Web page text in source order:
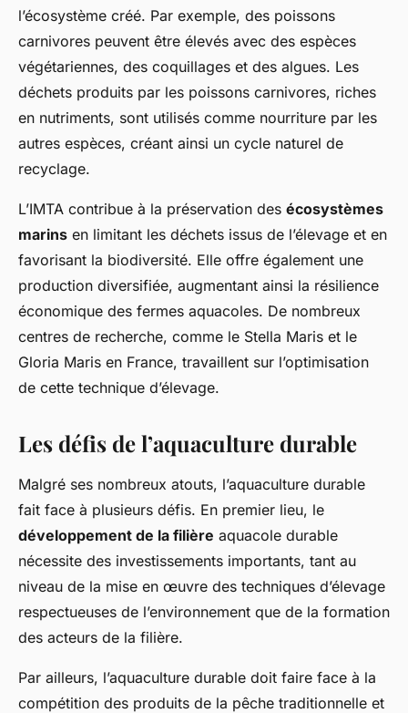
l’écosystème créé. Par exemple, des poissons
carnivores peuvent être élevés avec des espèces
végétariennes, des coquillages et des algues. Les
déchets produits par les poissons carnivores, riches
en nutriments, sont utilisés comme nourriture par les
autres espèces, créant ainsi un cycle naturel de
recyclage.
L’IMTA contribue à la préservation des écosystèmes
marins en limitant les déchets issus de l’élevage et en
favorisant la biodiversité. Elle offre également une
production diversifiée, augmentant ainsi la résilience
économique des fermes aquacoles. De nombreux
centres de recherche, comme le Stella Maris et le
Gloria Maris en France, travaillent sur l’optimisation
de cette technique d’élevage.
Les défis de l’aquaculture durable
Malgré ses nombreux atouts, l’aquaculture durable
fait face à plusieurs défis. En premier lieu, le
développement de la filière aquacole durable
nécessite des investissements importants, tant au
niveau de la mise en œuvre des techniques d’élevage
respectueuses de l’environnement que de la formation
des acteurs de la filière.
Par ailleurs, l’aquaculture durable doit faire face à la
compétition des produits de la pêche traditionnelle et